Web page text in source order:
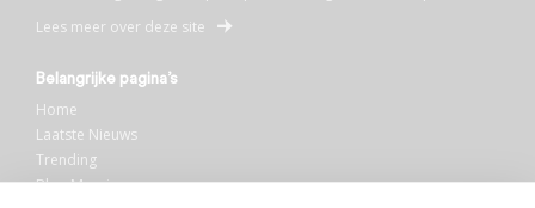
Lees meer over deze site
Belangrijke pagina’s
Home
Laatste Nieuws
Trending
Blog Maurice